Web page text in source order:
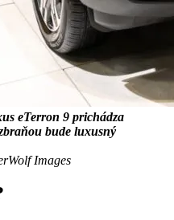
eTerron 9 prichádza
bude luxusný
Images